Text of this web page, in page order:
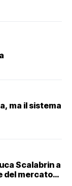
ma il sistema
Scalabrin a
del mercato